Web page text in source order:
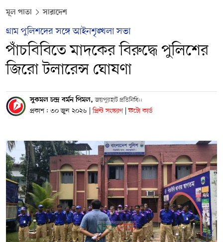
মূল পাতা সারাদেশ
গ্রাম পুলিশদের সঙ্গে আইনশৃঙ্খলা সভা
পাঁচবিবিতে মাদকের বিরুদ্ধে পুলিশের
জিরো টলারেন্স ঘোষণা
সুকমল চন্দ্র বর্মন পিমল,জয়পুরহাট প্রতিনিধি::
প্রকাশ : ৩০ জুন ২০২৬ | প্রিন্ট সংস্করণ | ফটো কার্ড